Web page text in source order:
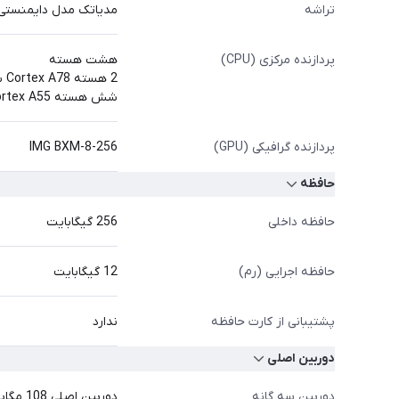
تراشه مدیاتک مدل دایمنستی 7025 اولترا 6
پردازنده مرکزی (CPU)
هشت هسته‌
2 هسته Cortex A78 با فرکانس 2.5 گیگاهرتز
شش هسته Cortex A55 با فرکانس 2.0 گیگاهرتز
پردازنده گرافیکی (GPU) IMG BXM-8-256
حافظه
حافظه داخلی 256 گیگابایت
حافظه اجرایی (رم) 12 گیگابایت
پشتیبانی از کارت‌ حافظه ندارد
دوربین اصلی